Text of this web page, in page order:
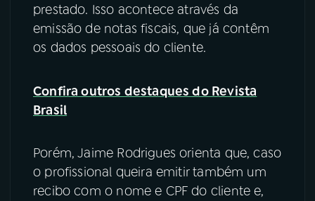
prestado. Isso acontece através da
emissão de notas fiscais, que já contêm
os dados pessoais do cliente.
Confira outros destaques do Revista
Brasil
Porém, Jaime Rodrigues orienta que, caso
o profissional queira emitir também um
recibo com o nome e CPF do cliente e,